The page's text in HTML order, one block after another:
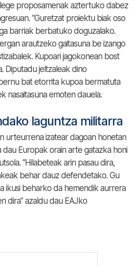
proposamenak aztertuko dabez
“Guretzat proiektu biak oso
barriak berbatuko doguzalako.
arautzeko gaitasuna be izango
Kupoari jagokonean bost
Diputadu jeltzaleak dino
bat etorrita kupoa bermatuta
nasaitasuna emoten dauela.
laguntza militarra
urteurrena izatear dagoan honetan
dau Europak orain arte gatazka honi
“Hilabeteak arin pasau dira,
behar dauz defendetako. Gu
ikusi beharko da hemendik aurrera
dira” azaldu dau EAJko